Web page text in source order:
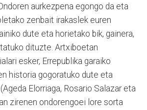
aurkezpena egongo da eta
zenbait irakaslek euren
dute eta horietako bik, gainera,
dituzte. Artxiboetan
esker, Errepublika garaiko
historia gogoratuko dute eta
Elorriaga, Rosario Salazar eta
zirenen ondorengoei lore sorta